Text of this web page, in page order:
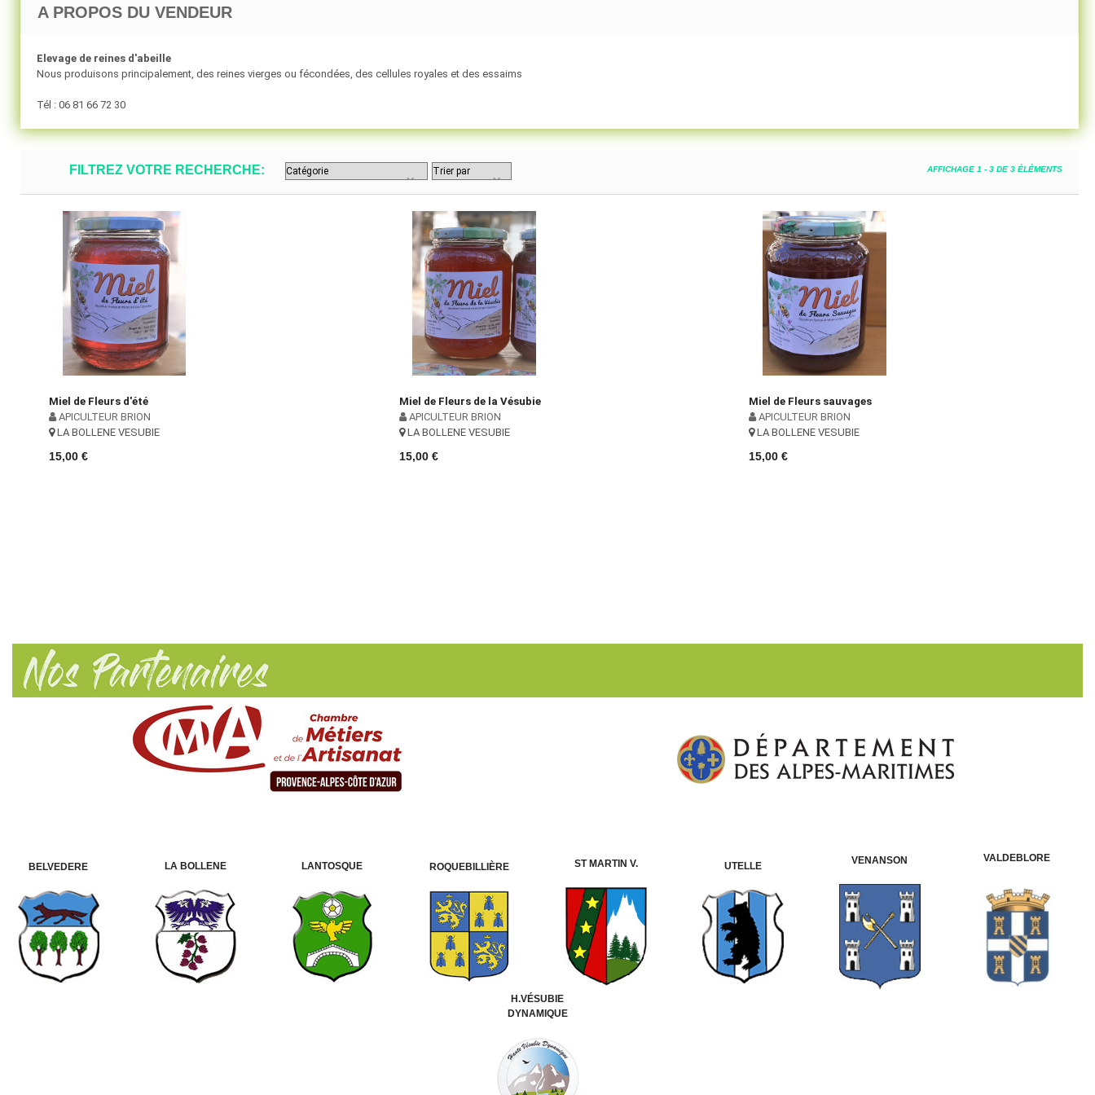
A PROPOS DU VENDEUR
Elevage de reines d'abeille
Nous produisons principalement, des reines vierges ou fécondées, des cellules royales et des essaims
Tél : 06 81 66 72 30
FILTREZ VOTRE RECHERCHE: AFFICHAGE 1 - 3 DE 3 ÉLÉMENTS
Miel de Fleurs d'été
APICULTEUR BRION
LA BOLLENE VESUBIE
15,00 €
Miel de Fleurs de la Vésubie
APICULTEUR BRION
LA BOLLENE VESUBIE
15,00 €
Miel de Fleurs sauvages
APICULTEUR BRION
LA BOLLENE VESUBIE
15,00 €
BELVEDERE LA BOLLENE LANTOSQUE ROQUEBILLIÈRE ST MARTIN V. UTELLE VENANSON VALDEBLORE
H.VÉSUBIE
DYNAMIQUE